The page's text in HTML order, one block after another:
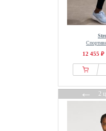
12 455 ₽
←2